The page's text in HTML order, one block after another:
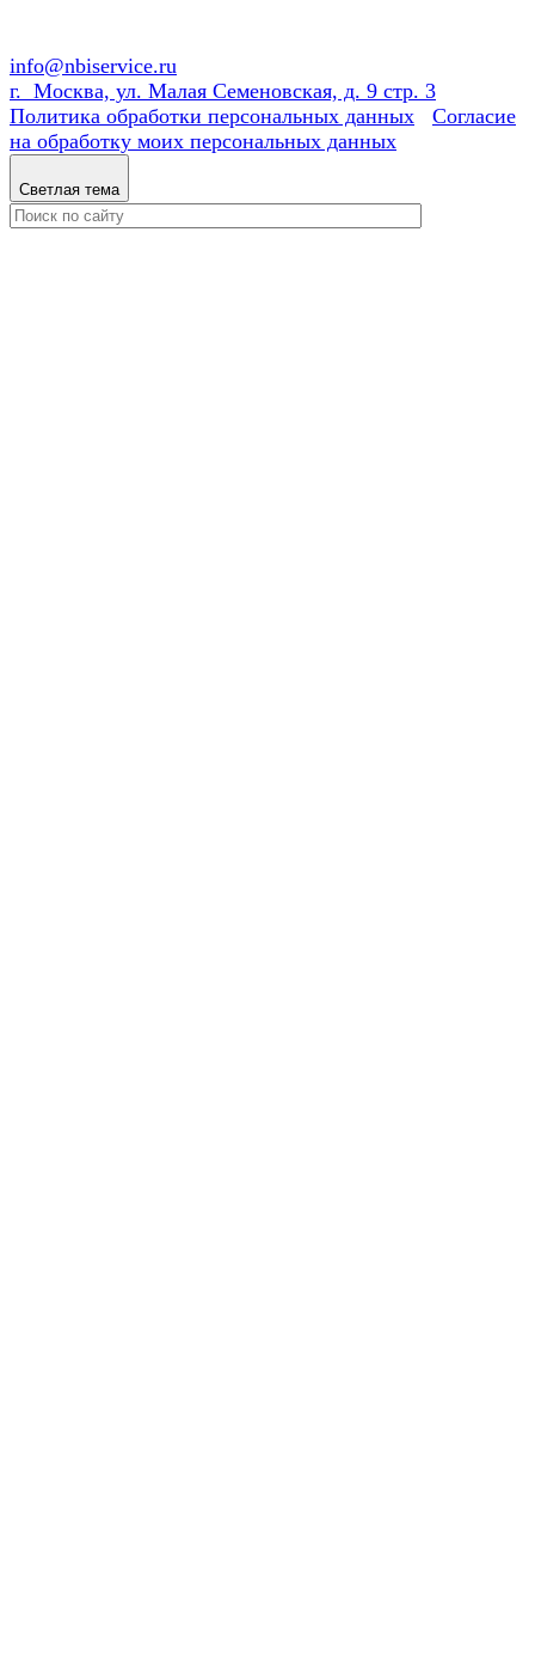
info@nbiservice.ru
г. Москва, ул. Малая Семеновская, д. 9 стр. 3
Политика обработки персональных данных
Согласие
на обработку моих персональных данных
Светлая тема